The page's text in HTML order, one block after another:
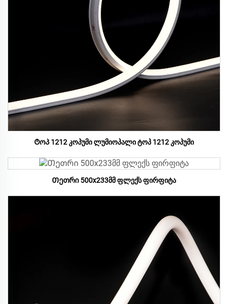
Ტოპ 1212 კოპუმი ლუმიოპალი ტოპ 1212 კოპუმი
Თეთრი 500x233მმ ფლექს ფირფიტა